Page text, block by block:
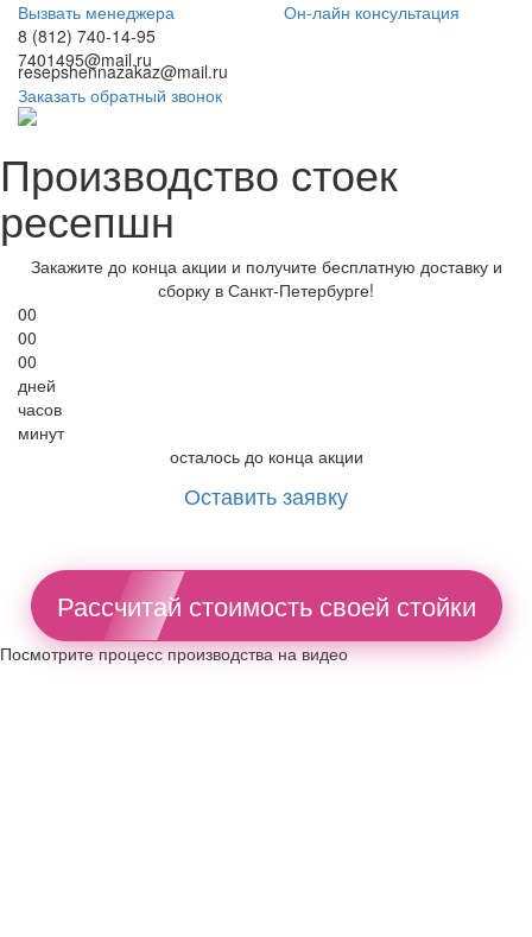
Вызвать менеджера
Он-лайн консультация
8 (812) 740-14-95
7401495@mail.ru
resepshennazakaz@mail.ru
Заказать обратный звонок
Производство стоек
ресепшн
Закажите до конца акции и получите бесплатную доставку и
сборку в Санкт-Петербурге!
00
00
00
дней
часов
минут
осталось до конца акции
Оставить заявку
Рассчитай стоимость своей стойки
Посмотрите процесс производства на видео